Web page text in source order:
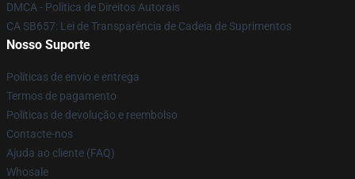
DMCA - Política de Direitos Autorais
CA SB657: Lei de Transparência de Cadeia de Suprimentos
Nosso Suporte
Políticas de envio e entrega
Termos de pagamento
Políticas de devolução e reembolso
Contacte-nos
Ajuda ao cliente (FAQ)
Whosale